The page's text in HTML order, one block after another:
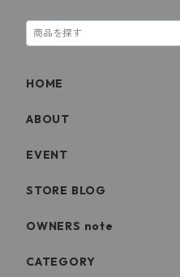
HOME
ABOUT
EVENT
STORE BLOG
OWNERS note
CATEGORY